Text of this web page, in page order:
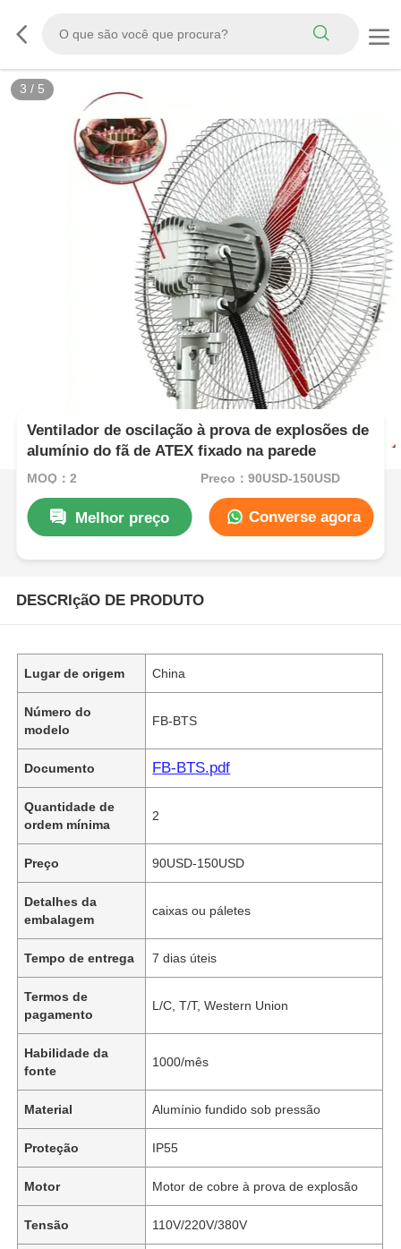
3 / 5
Ventilador de oscilação à prova de explosões de
alumínio do fã de ATEX fixado na parede
MOQ：2 Preço：90USD-150USD
Melhor preço Converse agora
DESCRIçãO DE PRODUTO
Lugar de origem China
Número do
modelo
FB-BTS
Documento FB-BTS.pdf
Quantidade de
ordem mínima
2
Preço 90USD-150USD
Detalhes da
embalagem
caixas ou páletes
Tempo de entrega 7 dias úteis
Termos de
pagamento
L/C, T/T, Western Union
Habilidade da
fonte
1000/mês
Material Alumínio fundido sob pressão
Proteção IP55
Motor Motor de cobre à prova de explosão
Tensão 110V/220V/380V